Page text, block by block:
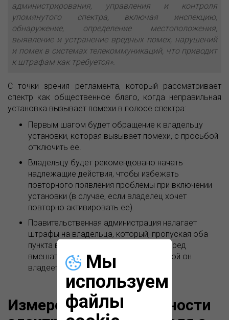
Мы
используем
файлы
администрирования, управления и контроля
упомянутого спектра, включая инспекцию,
обнаружение, определение местоположения,
выявление и устранение вредных помех, нарушений
и помех в системах телекоммуникаций, что приводит
к штрафам как требуется».
С точки зрения регламента, который рассматривает
спектр как общественное благо, когда неправильная
установка вызывает помехи в полосе спектра:
Первым шагом будет обращение к владельцу
установки, которая вызывает помехи, с просьбой
отключить ее.
Владельцу будет рекомендовано начать
надлежащие действия, чтобы избежать
повторного появления проблемы при включении
установки (в случае, если владелец хочет
повторно активировать ее).
Правительственная администрация налагает
штрафы на владельца, который, пропуская оба
пункта выше, продолжает причинять вред
вмешательствами в установку, которой он
владеет.
Измерение напряженности